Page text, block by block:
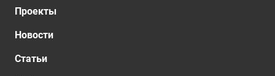
Проекты
Новости
Статьи